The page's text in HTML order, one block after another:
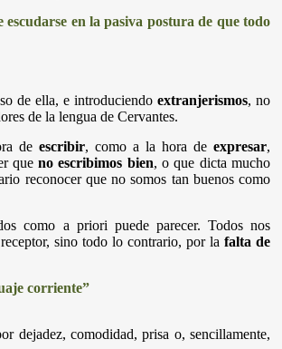
en la pasiva postura de que todo
de ella, e introduciendoextranjerismos, no
de la lengua de Cervantes.
deescribir, como a la hora deexpresar,
queno escribimos bien, o que dicta mucho
reconocer que no somos tan buenos como
como a priori puede parecer. Todos nos
sino todo lo contrario, por lafalta de
corriente”
dejadez, comodidad, prisa o, sencillamente,